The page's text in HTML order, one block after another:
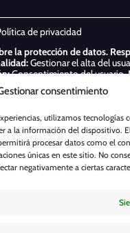
consentimiento
utilizamos tecnologías
a la información del dispositivo.
procesar datos como el
únicas en este sitio. No
negativamente a ciertas
de privacidad
la protección de datos.
Gestionar el alta del
Consentimiento del usuario.
si existe una obligación legal.
así como otros
DE COOKIES